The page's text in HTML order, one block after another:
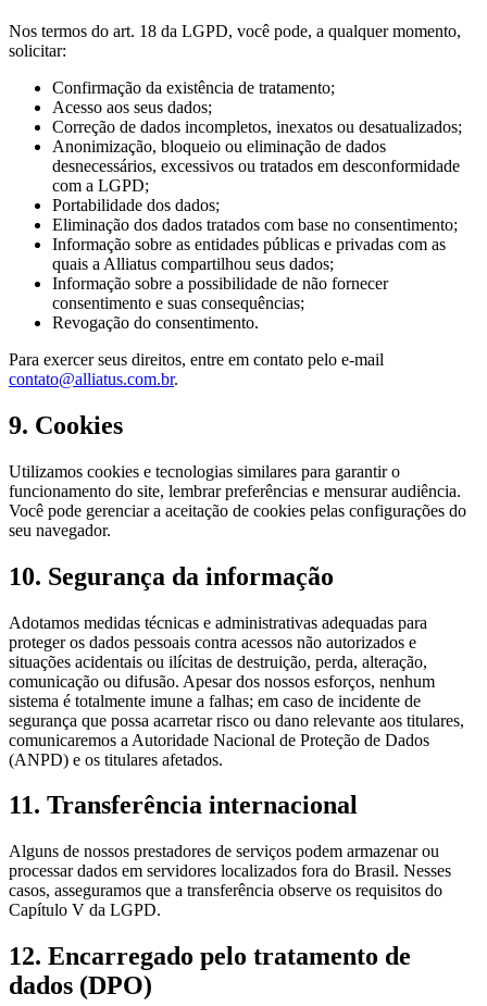
Nos termos do art. 18 da LGPD, você pode, a qualquer momento,
solicitar:
Confirmação da existência de tratamento;
Acesso aos seus dados;
Correção de dados incompletos, inexatos ou desatualizados;
Anonimização, bloqueio ou eliminação de dados
desnecessários, excessivos ou tratados em desconformidade
com a LGPD;
Portabilidade dos dados;
Eliminação dos dados tratados com base no consentimento;
Informação sobre as entidades públicas e privadas com as
quais a Alliatus compartilhou seus dados;
Informação sobre a possibilidade de não fornecer
consentimento e suas consequências;
Revogação do consentimento.
Para exercer seus direitos, entre em contato pelo e-mail
contato@alliatus.com.br.
9. Cookies
Utilizamos cookies e tecnologias similares para garantir o
funcionamento do site, lembrar preferências e mensurar audiência.
Você pode gerenciar a aceitação de cookies pelas configurações do
seu navegador.
10. Segurança da informação
Adotamos medidas técnicas e administrativas adequadas para
proteger os dados pessoais contra acessos não autorizados e
situações acidentais ou ilícitas de destruição, perda, alteração,
comunicação ou difusão. Apesar dos nossos esforços, nenhum
sistema é totalmente imune a falhas; em caso de incidente de
segurança que possa acarretar risco ou dano relevante aos titulares,
comunicaremos a Autoridade Nacional de Proteção de Dados
(ANPD) e os titulares afetados.
11. Transferência internacional
Alguns de nossos prestadores de serviços podem armazenar ou
processar dados em servidores localizados fora do Brasil. Nesses
casos, asseguramos que a transferência observe os requisitos do
Capítulo V da LGPD.
12. Encarregado pelo tratamento de
dados (DPO)